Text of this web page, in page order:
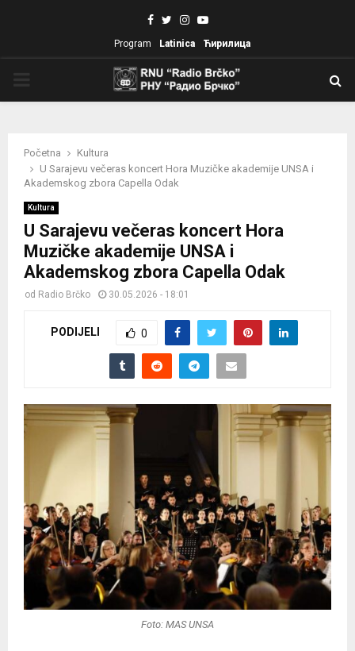
Facebook
TwitterInstagram
Youtube
Program Latinica Ћирилица
Početna
Kultura
U Sarajevu večeras koncert Hora Muzičke akademije UNSA i
Akademskog zbora Capella Odak
Kultura
U Sarajevu večeras koncert Hora
Muzičke akademije UNSA i
Akademskog zbora Capella Odak
od Radio Brčko 30.05.2026 - 18:01
PODIJELI 0
Foto: MAS UNSA